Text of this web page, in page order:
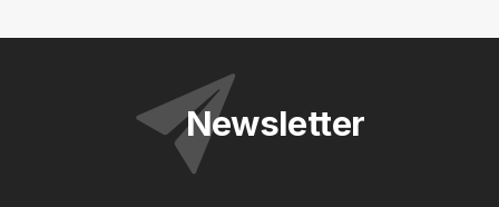
Newsletter